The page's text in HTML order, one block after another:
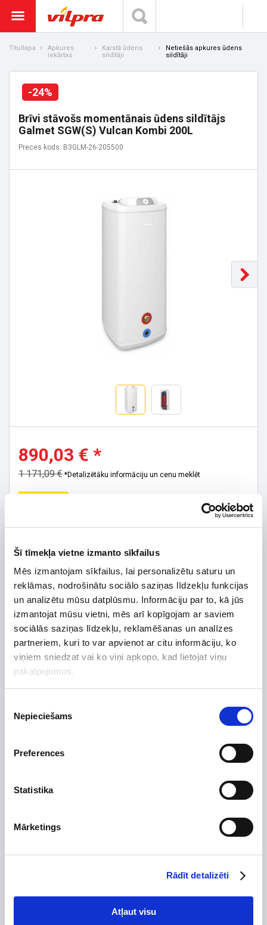
Šī tīmekļa vietne izmanto sīkfailus
Mēs izmantojam sīkfailus, lai personalizētu saturu un
reklāmas, nodrošinātu sociālo saziņas līdzekļu funkcijas
un analizētu mūsu datplūsmu. Informāciju par to, kā jūs
izmantojat mūsu vietni, mēs arī kopīgojam ar saviem
sociālās saziņas līdzekļu, reklamēšanas un analīzes
partneriem, kuri to var apvienot ar citu informāciju, ko
viņiem sniedzat vai ko viņi apkopo, kad lietojat viņu
pakalpojumus.
izvēle
Nepieciešams
Preferences
Statistika
Mārketings
Rādīt detalizēti
Atļaut visu
Titullapa
Apkures
iekārtas
Karstā ūdens
sildītāji
Netiešās apkures ūdens
sildītāji
-24%
Brīvi stāvošs momentānais ūdens sildītājs
Galmet SGW(S) Vulcan Kombi 200L
Preces kods: B3GLM-26-205500
890,03 € *
1 171,09 € *Detalizētāku informāciju un cenu meklēt
Preces apraksts
Uzdot jautājumu par preci
Preces apraksts
Platums, mm
Efektivitātes klase
Skaļums
Izolācijas biezums, mm
Garantijas termiņš, mēn.
24